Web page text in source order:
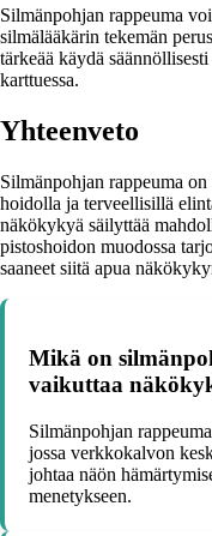
Silmänpohjan rappeuma
silmälääkärin tekemän
tärkeää käydä
karttuessa.
Yhteenveto
Silmänpohjan rappeuma
hoidolla ja terveellisillä
näkökykyä säilyttää
pistoshoidon muodossa
saaneet siitä apua
Mikä on
vaikuttaa
Silmänpohjan
jossa verkkokalvon
johtaa näön
menetykseen.